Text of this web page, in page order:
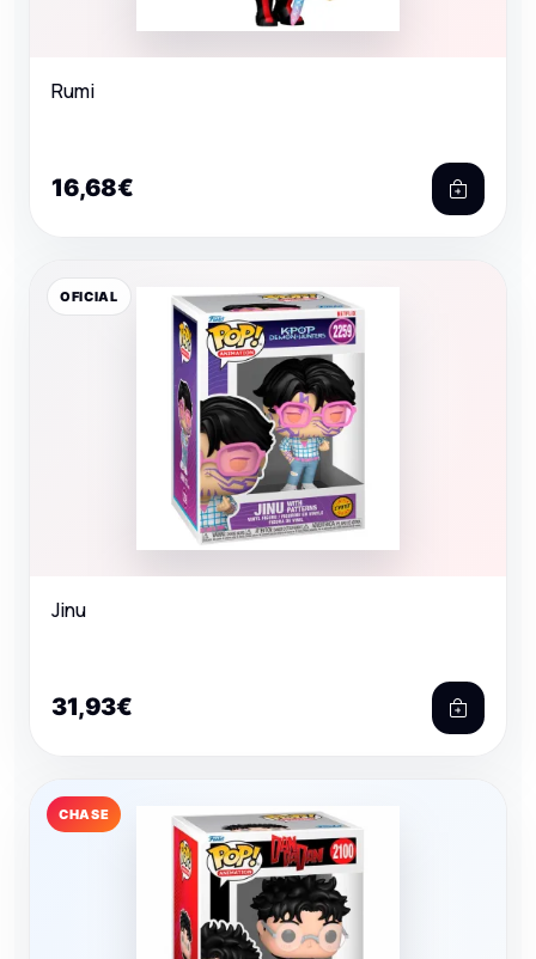
Rumi
16,68€
OFICIAL
Jinu
31,93€
CHASE